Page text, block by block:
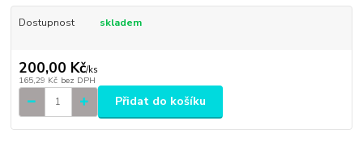
Dostupnost skladem
200,00 Kč/ks
165,29 Kč bez DPH
Přidat do košíku